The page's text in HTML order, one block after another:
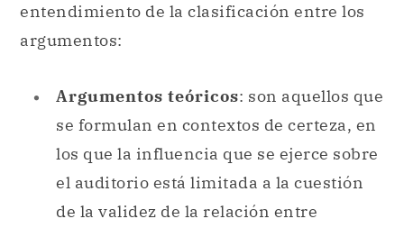
entendimiento de la clasificación entre los
argumentos:
Argumentos teóricos: son aquellos que
se formulan en contextos de certeza, en
los que la influencia que se ejerce sobre
el auditorio está limitada a la cuestión
de la validez de la relación entre